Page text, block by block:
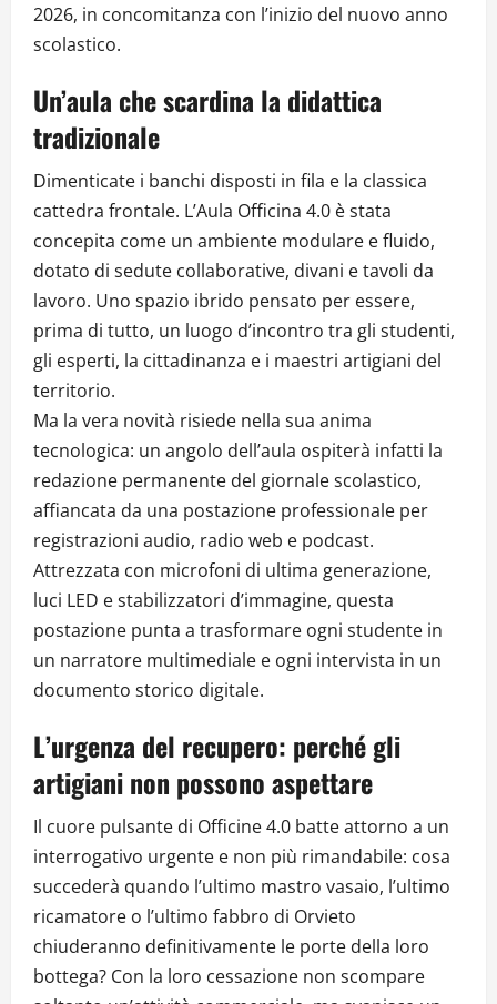
2026, in concomitanza con l’inizio del nuovo anno
scolastico.
Un’aula che scardina la didattica
tradizionale
Dimenticate i banchi disposti in fila e la classica
cattedra frontale. L’Aula Officina 4.0 è stata
concepita come un ambiente modulare e fluido,
dotato di sedute collaborative, divani e tavoli da
lavoro. Uno spazio ibrido pensato per essere,
prima di tutto, un luogo d’incontro tra gli studenti,
gli esperti, la cittadinanza e i maestri artigiani del
territorio.
Ma la vera novità risiede nella sua anima
tecnologica: un angolo dell’aula ospiterà infatti la
redazione permanente del giornale scolastico,
affiancata da una postazione professionale per
registrazioni audio, radio web e podcast.
Attrezzata con microfoni di ultima generazione,
luci LED e stabilizzatori d’immagine, questa
postazione punta a trasformare ogni studente in
un narratore multimediale e ogni intervista in un
documento storico digitale.
L’urgenza del recupero: perché gli
artigiani non possono aspettare
Il cuore pulsante di Officine 4.0 batte attorno a un
interrogativo urgente e non più rimandabile: cosa
succederà quando l’ultimo mastro vasaio, l’ultimo
ricamatore o l’ultimo fabbro di Orvieto
chiuderanno definitivamente le porte della loro
bottega? Con la loro cessazione non scompare